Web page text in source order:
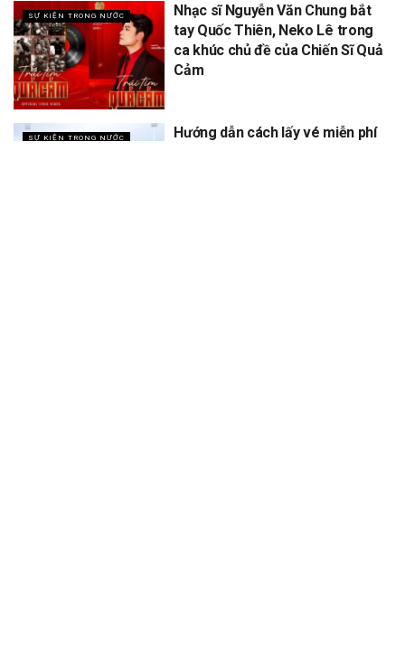
SỰ KIỆN TRONG NƯỚC
Nhạc sĩ Nguyễn Văn Chung bắt
tay Quốc Thiên, Neko Lê trong
ca khúc chủ đề của Chiến Sĩ Quả
Cảm
SỰ KIỆN TRONG NƯỚC
Hướng dẫn cách lấy vé miễn phí